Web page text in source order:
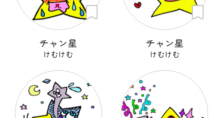
チャン星
けむけむ
チャン星
けむけむ